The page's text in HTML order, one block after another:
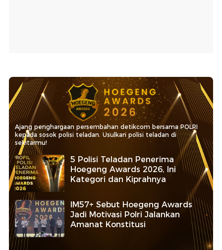
Ajang penghargaan persembahan detikcom bersama POLRI
kepada sosok polisi teladan. Usulkan polisi teladan di
sekitarmu!
5 Polisi Teladan Penerima
Hoegeng Awards 2026, Ini
Kategori dan Kiprahnya
IM57+ Sebut Hoegeng Awards
Jadi Motivasi Polri Jalankan
Amanat Konstitusi